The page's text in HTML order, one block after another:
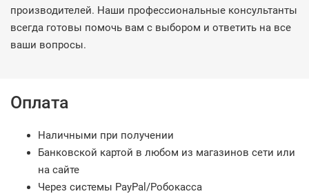
производителей. Наши профессиональные консультанты
всегда готовы помочь вам с выбором и ответить на все
ваши вопросы.
Оплата
Наличными при получении
Банковской картой в любом из магазинов сети или
на сайте
Через системы PayPal/Робокасса